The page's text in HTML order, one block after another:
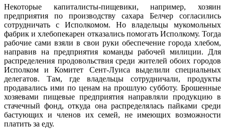
Некоторые капиталисты-пищевики, например, хозяин
предприятия по производству сахара Белчер согласились
сотрудничать с Исполкомом. Но владельцы мукомольных
фабрик и хлебопекарен отказались помогать Исполкому. Тогда
рабочие сами взяли в свои руки обеспечение города хлебом,
направив на предприятия команды рабочей милиции. Для
распределения продовольствия среди жителей обоих городов
Исполком и Комитет Сент-Луиса выделили специальных
делегатов. Там, где владельцы сотрудничали, продукты
продавались ими по ценам на прошлую субботу. Брошенные
хозяевами пищевые предприятия направляли продукцию в
стачечный фонд, откуда она распределялась пайками среди
бастующих и членов их семей, не имеющих возможности
платить за еду.